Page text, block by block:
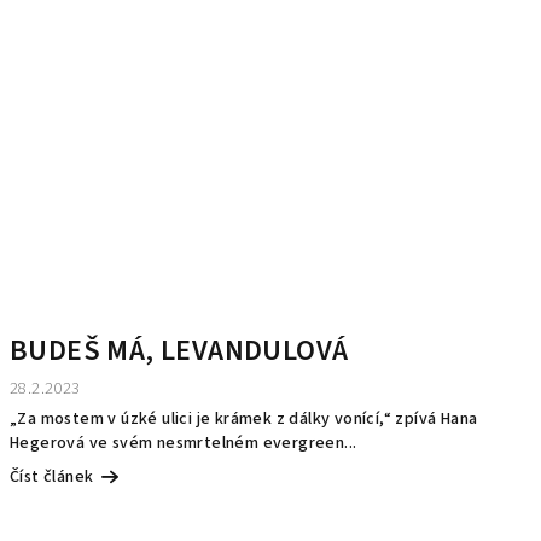
BUDEŠ MÁ, LEVANDULOVÁ
28.2.2023
„Za mostem v úzké ulici je krámek z dálky vonící,“ zpívá Hana
Hegerová ve svém nesmrtelném evergreen...
Číst článek